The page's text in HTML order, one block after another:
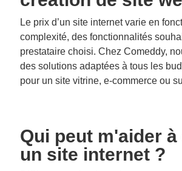
Le prix d’un site internet varie en
complexité, des fonctionnalités
prestataire choisi. Chez Comeddy,
des solutions adaptées à tous les
pour un site vitrine, e-commerce ou
Qui peut m'aider
un site internet ?